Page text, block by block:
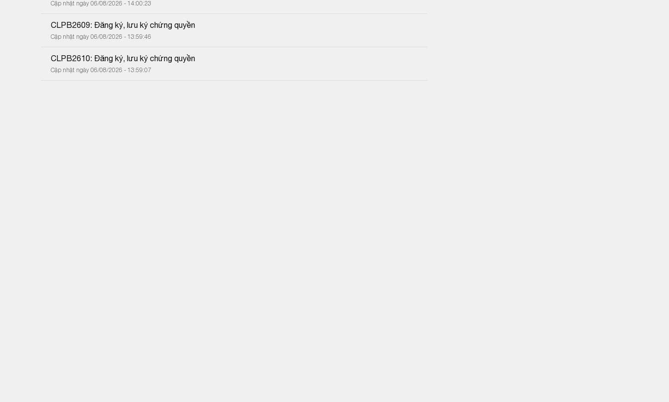
Cập nhật ngày 06/08/2026 - 14:00:23
CLPB2609: Đăng ký, lưu ký chứng quyền
Cập nhật ngày 06/08/2026 - 13:59:46
CLPB2610: Đăng ký, lưu ký chứng quyền
Cập nhật ngày 06/08/2026 - 13:59:07